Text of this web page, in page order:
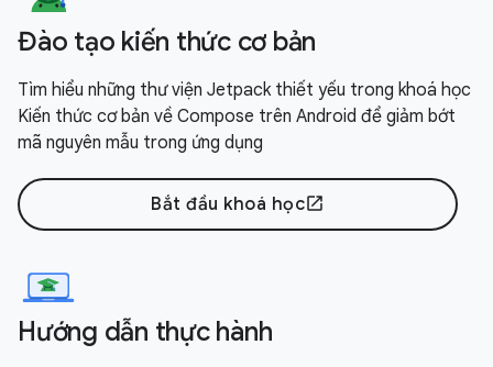
Đào tạo kiến thức cơ bản
Tìm hiểu những thư viện Jetpack thiết yếu trong khoá học
Kiến thức cơ bản về Compose trên Android để giảm bớt
mã nguyên mẫu trong ứng dụng
Bắt đầu khoá họcopen_in_new
Hướng dẫn thực hành